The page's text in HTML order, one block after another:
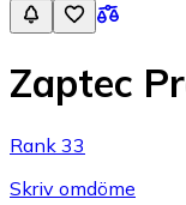
Zaptec
Rank 33
Skriv omdöme